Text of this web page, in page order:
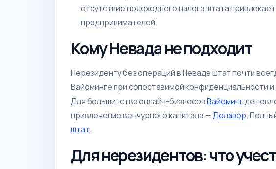
отсутствие подоходного налога штата
предпринимателей.
Кому Невада не подходит
Нерезиденту без операций в Неваде штат почти
Вайоминге при сопоставимой конфиденциальности
Для большинства онлайн-бизнесовВайоминг
привлечение венчурного капитала —Делавэр.
штат.
Для нерезидентов: что